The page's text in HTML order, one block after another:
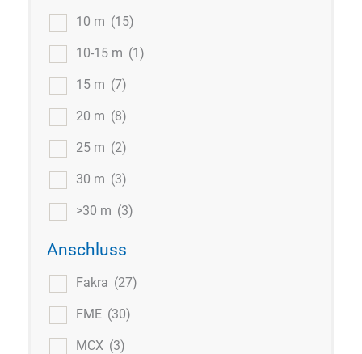
10 m (15)
10-15 m (1)
15 m (7)
20 m (8)
25 m (2)
30 m (3)
>30 m (3)
Anschluss
Fakra (27)
FME (30)
MCX (3)